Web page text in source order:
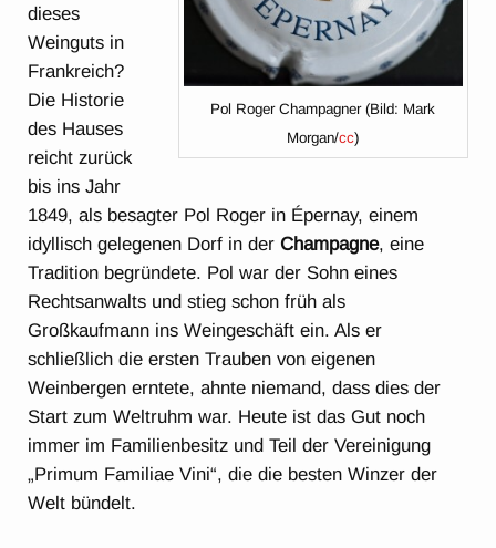
Pol Roger Champagner (Bild: Mark
Morgan/cc)
dieses
Weinguts in
Frankreich?
Die Historie
des Hauses
reicht zurück
bis ins Jahr
1849, als besagter Pol Roger in Épernay, einem
idyllisch gelegenen Dorf in derChampagne, eine
Tradition begründete. Pol war der Sohn eines
Rechtsanwalts und stieg schon früh als
Großkaufmann ins Weingeschäft ein. Als er
schließlich die ersten Trauben von eigenen
Weinbergen erntete, ahnte niemand, dass dies der
Start zum Weltruhm war. Heute ist das Gut noch
immer im Familienbesitz und Teil der Vereinigung
„Primum Familiae Vini“, die die besten Winzer der
Welt bündelt.